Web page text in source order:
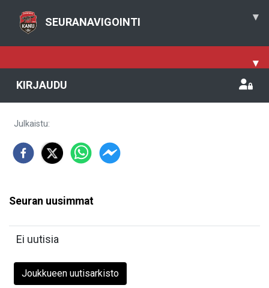
SEURANAVIGOINTI ▾
▾
KIRJAUDU
Julkaistu:
Seuran uusimmat
Ei uutisia
Joukkueen uutisarkisto